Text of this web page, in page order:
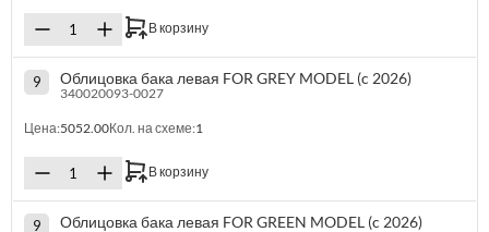
В корзину
9 Облицовка бака левая FOR GREY MODEL (c 2026)
340020093-0027
Цена:5052.00Кол. на схеме:1
В корзину
9 Облицовка бака левая FOR GREEN MODEL (c 2026)